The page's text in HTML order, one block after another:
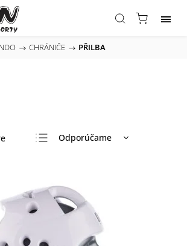
/ CHRÁNIČE / PŘILBA
Odporúčame
Najpredávanejšie
Abecedne